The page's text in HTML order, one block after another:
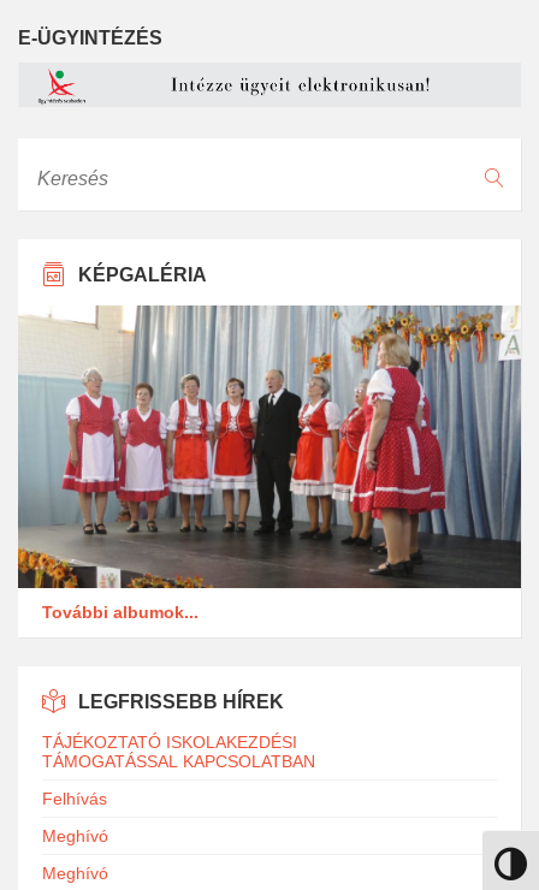
Nagy
E-ÜGYINTÉZÉS
KÉPGALÉRIA
További albumok...
LEGFRISSEBB HÍREK
TÁJÉKOZTATÓ ISKOLAKEZDÉSI
TÁMOGATÁSSAL KAPCSOLATBAN
Felhívás
Meghívó
Meghívó